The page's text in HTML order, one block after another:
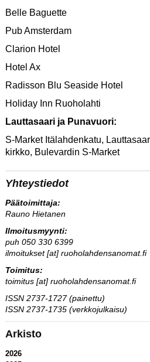
Belle Baguette
Pub Amsterdam
Clarion Hotel
Hotel Ax
Radisson Blu Seaside Hotel
Holiday Inn Ruoholahti
Lauttasaari ja Punavuori:
S-Market Itälahdenkatu,
kirkko, Bulevardin S-Market
Yhteystiedot
Päätoimittaja:
Rauno Hietanen
Ilmoitusmyynti:
puh 050 330 6399
ilmoitukset [at] ruoholahdensanomat.fi
Toimitus:
toimitus [at] ruoholahdensanomat.fi
ISSN 2737-1727 (painettu)
ISSN 2737-1735 (verkkojulkaisu)
Arkisto
2026